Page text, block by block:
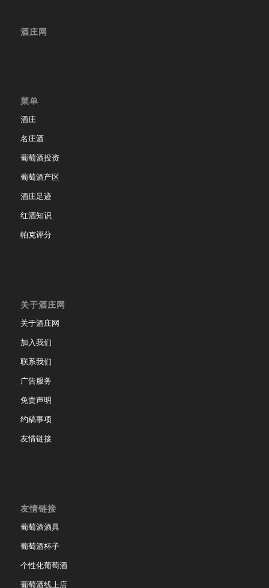
酒庄网
菜单
酒庄
名庄酒
葡萄酒投资
葡萄酒产区
酒庄足迹
红酒知识
帕克评分
关于酒庄网
关于酒庄网
加入我们
联系我们
广告服务
免责声明
约稿事项
友情链接
友情链接
葡萄酒酒具
葡萄酒杯子
个性化葡萄酒
葡萄酒线上店